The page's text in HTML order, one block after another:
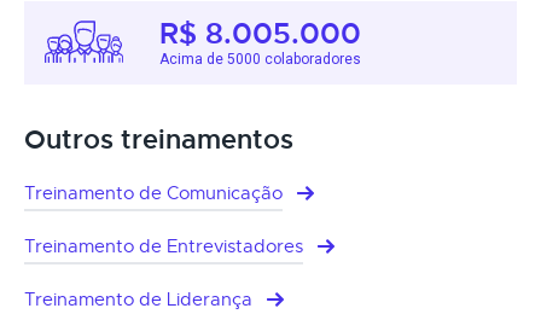
R$ 8.005.000
Acima de 5000 colaboradores
Outros treinamentos
Treinamento de Comunicação
Treinamento de Entrevistadores
Treinamento de Liderança